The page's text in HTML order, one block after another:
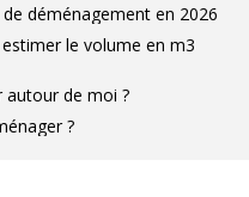
déménagement en 2026
le volume en m3
autour de moi ?
?